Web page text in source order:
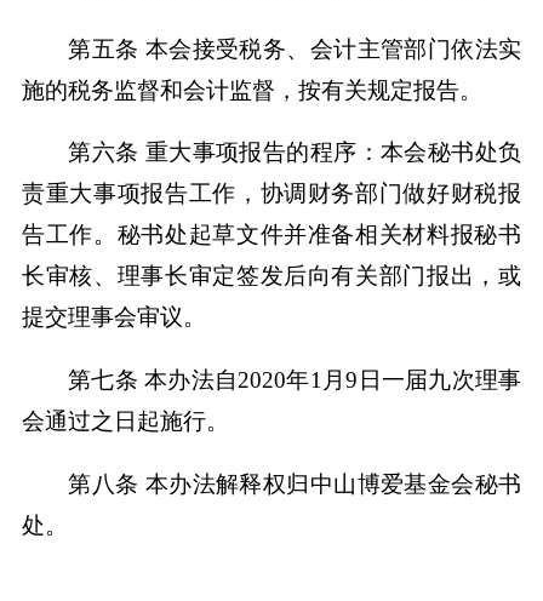
第五条 本会接受税务、会计主管部门依法实
施的税务监督和会计监督，按有关规定报告。
第六条 重大事项报告的程序：本会秘书处负
责重大事项报告工作，协调财务部门做好财税报
告工作。秘书处起草文件并准备相关材料报秘书
长审核、理事长审定签发后向有关部门报出，或
提交理事会审议。
第七条 本办法自2020年1月9日一届九次理事
会通过之日起施行。
第八条 本办法解释权归中山博爱基金会秘书
处。